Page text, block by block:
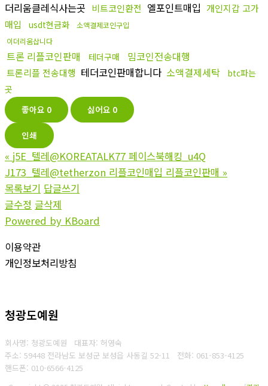
더리움클레식사는곳 비트코인환전 엘포인트매입 개인지갑 고가
매입
usdt현금화
소액결제코인구입
이더리움삽니다
트론 리플코인판매 테더구매 밈코인전송대행
트론리플 전송대행 테더코인판매합니다 소액결제세탁
btc파는
곳
좋아요 0 싫어요 0
인쇄
« j5E_텔레@KOREATALK77 페이스북해킹_u4Q
J173_텔레@tetherzon 리플코인매입 리플코인판매 »
목록보기 답글쓰기
글수정 글삭제
Powered by KBoard
이용약관
개인정보처리방침
청광도예원
회사명: 청광도예원 대표자: 허영숙
주소: 59448 전라남도 보성군 보성읍 사동길 52-11 전화: 061-853-4125
핸드폰: 010-6566-4125